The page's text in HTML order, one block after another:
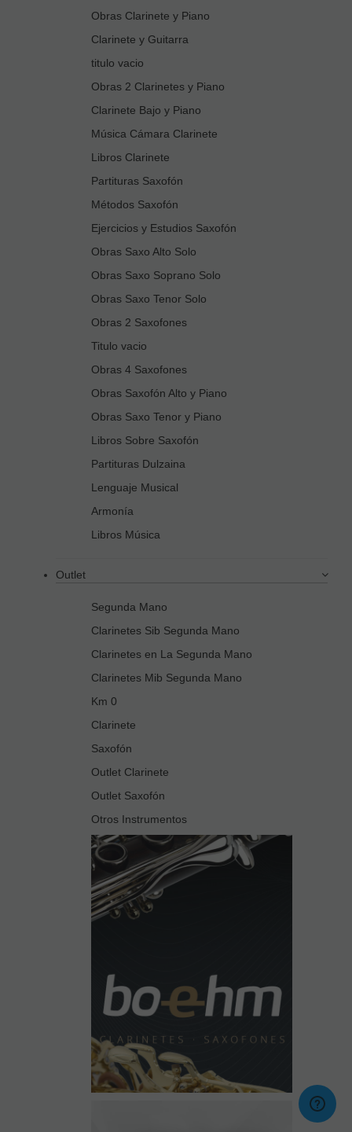
Obras Clarinete y Piano
Clarinete y Guitarra
titulo vacio
Obras 2 Clarinetes y Piano
Clarinete Bajo y Piano
Música Cámara Clarinete
Libros Clarinete
Partituras Saxofón
Métodos Saxofón
Ejercicios y Estudios Saxofón
Obras Saxo Alto Solo
Obras Saxo Soprano Solo
Obras Saxo Tenor Solo
Obras 2 Saxofones
Titulo vacio
Obras 4 Saxofones
Obras Saxofón Alto y Piano
Obras Saxo Tenor y Piano
Libros Sobre Saxofón
Partituras Dulzaina
Lenguaje Musical
Armonía
Libros Música
Outlet
Segunda Mano
Clarinetes Sib Segunda Mano
Clarinetes en La Segunda Mano
Clarinetes Mib Segunda Mano
Km 0
Clarinete
Saxofón
Outlet Clarinete
Outlet Saxofón
Otros Instrumentos